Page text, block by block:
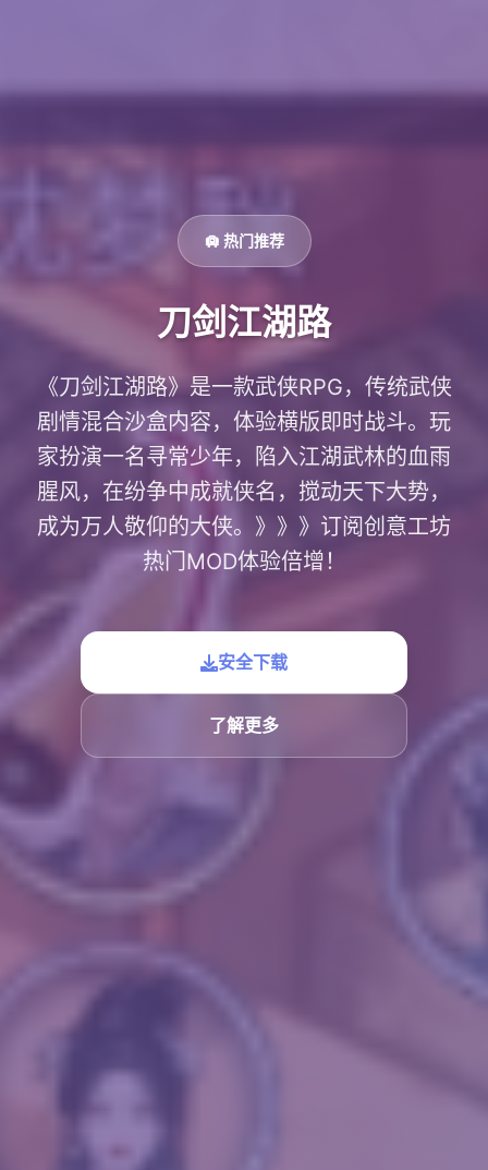
🛄 热门推荐
刀剑江湖路
《刀剑江湖路》是一款武侠RPG，传统武侠
剧情混合沙盒内容，体验横版即时战斗。玩
家扮演一名寻常少年，陷入江湖武林的血雨
腥风，在纷争中成就侠名，搅动天下大势，
成为万人敬仰的大侠。》》》订阅创意工坊
热门MOD体验倍增！
安全下载
了解更多